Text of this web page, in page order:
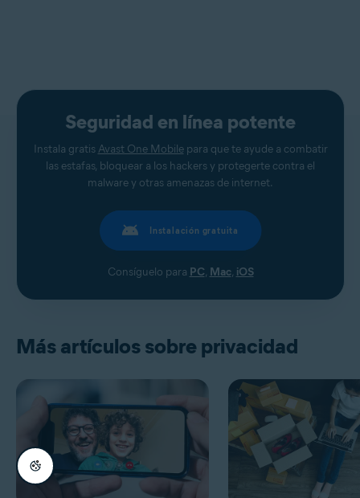
Seguridad en línea potente
Instala gratis Avast One Mobilepara que te ayude a combatir
las estafas, bloquear a los hackers y protegerte contra el
malware y otras amenazas de internet.
Instalación gratuita
Consíguelo para PC, Mac, iOS
Más artículos sobre privacidad